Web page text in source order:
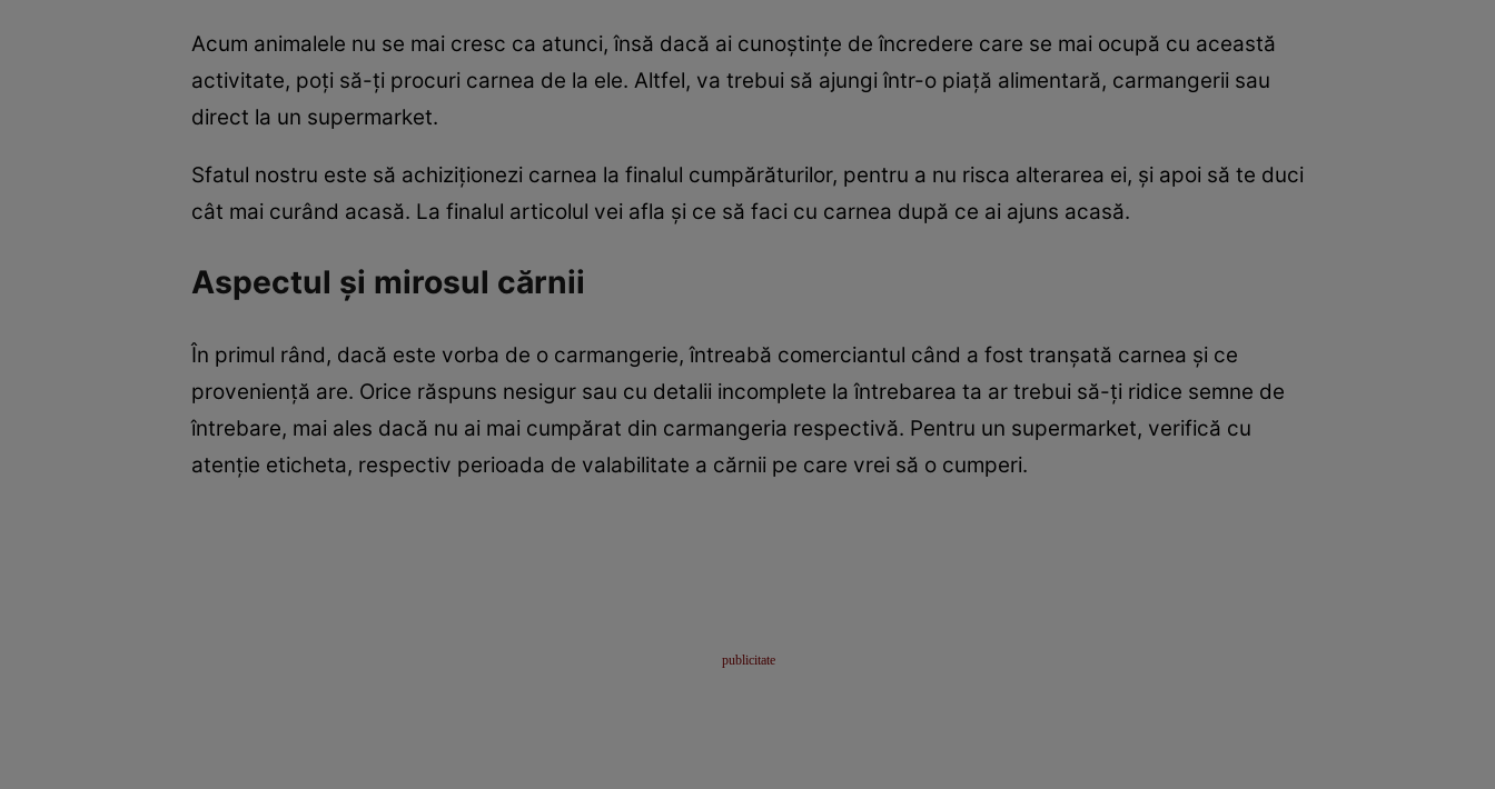
Acum animalele nu se mai cresc ca atunci, însă dacă ai cunoștințe de încredere care se mai ocupă cu această
activitate, poți să-ți procuri carnea de la ele. Altfel, va trebui să ajungi într-o piață alimentară, carmangerii sau
direct la un supermarket.
Sfatul nostru este să achiziționezi carnea la finalul cumpărăturilor, pentru a nu risca alterarea ei, și apoi să te duci
cât mai curând acasă. La finalul articolul vei afla și ce să faci cu carnea după ce ai ajuns acasă.
Aspectul și mirosul cărnii
În primul rând, dacă este vorba de o carmangerie, întreabă comerciantul când a fost tranșată carnea și ce
proveniență are. Orice răspuns nesigur sau cu detalii incomplete la întrebarea ta ar trebui să-ți ridice semne de
întrebare, mai ales dacă nu ai mai cumpărat din carmangeria respectivă. Pentru un supermarket, verifică cu
atenție eticheta, respectiv perioada de valabilitate a cărnii pe care vrei să o cumperi.